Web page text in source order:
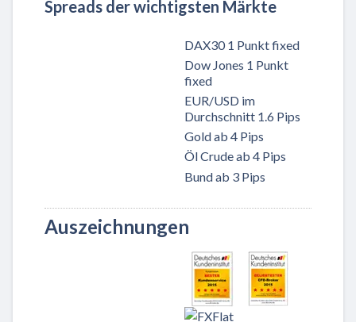
Spreads der wichtigsten Märkte
DAX30 1 Punkt fixed
Dow Jones 1 Punkt
fixed
EUR/USD im
Durchschnitt 1.6 Pips
Gold ab 4 Pips
Öl Crude ab 4 Pips
Bund ab 3 Pips
Auszeichnungen